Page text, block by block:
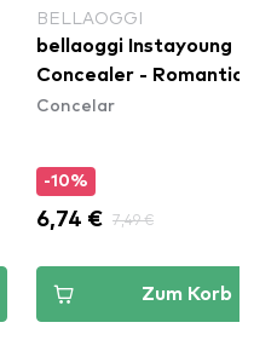
BELLAOGGI
bellaoggi Instayoung
Concealer - Romantic
Concelar
-10%
6,74 € 7,49 €
Zum Korb